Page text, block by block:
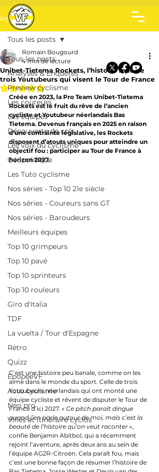
Post
Tous les posts
Analyses & Enquêtes
Preview cyclisme
Les coureurs
Les équipes
Découverte de cols
Les voix du cyclisme
Géopolitique
Les Tuto cyclisme
Nos séries - Top 10 21e siècle
Nos séries - Coureurs sans GT
Nos séries - Baroudeurs
Meilleurs équipes
Top 10 grimpeurs
Top 10 pavé
Top 10 sprinteurs
Top 10 rouleurs
Giro d'Italia
TDF
La vuelta / Tour d'Espagne
Rétro
Quizz
EpopeeVF
Actu cyclisme
Neo pro
Villes et itinéraire cyclos
Tous les posts
Unibet-Tietema Rockets, l’histoire folle de
trois Youtubeurs qui visent le Tour de France
Romain Bougourd
4 min de lecture
Noté NaN étoiles sur 5.
Créée en 2023, la Pro Team Unibet-Tietema
Rockets est le fruit du rêve de l’ancien
cycliste et Youtubeur néerlandais Bas
Tietema. Devenus français en 2025 en raison
d’une contrainte législative, les Rockets
disposent d’atouts uniques pour atteindre un
objectif fou : participer au Tour de France à
horizon 2027.
C’est une histoire peu banale, comme on les
aime dans le monde du sport. Celle de trois
Youtubeurs néerlandais qui ont monté une
équipe cycliste et rêvent de disputer le Tour de
France d’ici 2027. « Ce pitch paraît dingue
quand j’en parle autour de moi, mais c’est la
beauté de l’histoire qu’on veut raconter »,
confie Benjamin Abitbol, qui a récemment
rejoint l’aventure, après deux ans au sein de
l’équipe AG2R-Citroën. Cela paraît fou, mais
c’est une bonne façon de résumer l’histoire de